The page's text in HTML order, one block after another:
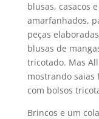
blusas, casacos
amarfanhados,
peças
blusas de
tricotado. Mas
mostrando saias
com bolsos
Brincos e um